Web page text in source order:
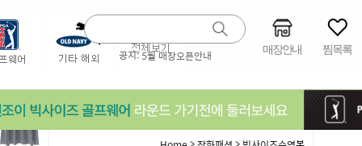
공지:5월 매장오픈안내 매장안내 찜목록